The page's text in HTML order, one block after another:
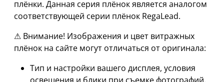
плёнки. Данная серия плёнок является аналогом
соответствующей серии плёнок RegaLead.
⚠ Внимание! Изображения и цвет витражных
плёнок на сайте могут отличаться от оригинала:
Тип и настройки вашего дисплея, условия